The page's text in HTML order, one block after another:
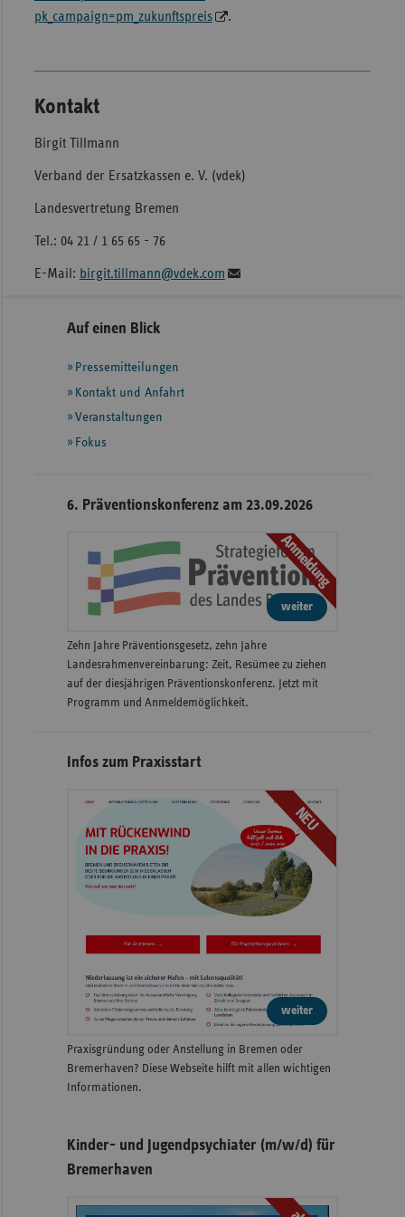
pk_campaign=pm_zukunftspreis
.
Kontakt
Birgit Tillmann
Verband der Ersatzkassen e. V. (vdek)
Landesvertretung Bremen
Tel.: 04 21 / 1 65 65 - 76
E-Mail: birgit.tillmann@vdek.com
Seitennavigation
Seitenleiste
weiteren
Informationen
Auf einen Blick
Pressemitteilungen
Kontakt und Anfahrt
Veranstaltungen
Fokus
6. Präventionskonferenz am 23.09.2026
Anmeldung
weiter
Zehn Jahre Präventionsgesetz, zehn Jahre
Landesrahmenvereinbarung: Zeit, Resümee zu ziehen
auf der diesjährigen Präventionskonferenz. Jetzt mit
Programm und Anmeldemöglichkeit.
Infos zum Praxisstart
NEU
weiter
Praxisgründung oder Anstellung in Bremen oder
Bremerhaven? Diese Webseite hilft mit allen wichtigen
Informationen.
Kinder- und Jugendpsychiater (m/w/d) für
Bremerhaven